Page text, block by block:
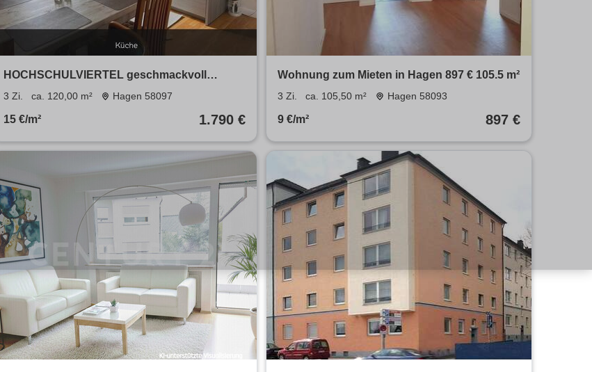
HOCHSCHULVIERTEL geschmackvoll
MÖBLIERTE Altbauwohnung
3 Zi. ca. 120,00 m² Hagen 58097
15 €/m² 1.790 €
Wohnung zum Mieten in Hagen 897 € 105.5 m²
3 Zi. ca. 105,50 m² Hagen 58093
9 €/m² 897 €